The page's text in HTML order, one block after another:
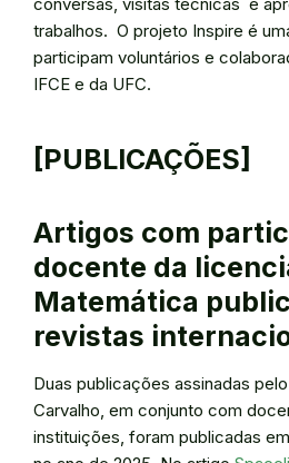
trabalhos. O projeto Inspire é
participam voluntários e
IFCE e da UFC.
[PUBLICAÇÕES]
Artigos com
docente da
Matemática
revistas
Duas publicações assinadas
Carvalho, em conjunto com
instituições, foram publicadas